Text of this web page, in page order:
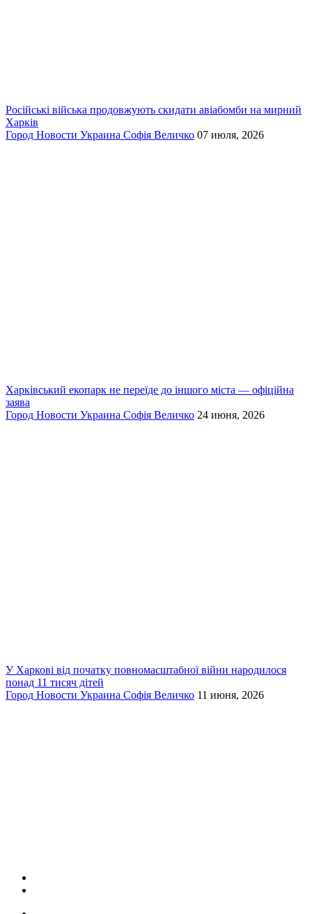
Російські війська продовжують скидати авіабомби на мирний
Харків
Город Новости Украина Софія Величко 07 июля, 2026
Харківський екопарк не переїде до іншого міста — офіційна
заява
Город Новости Украина Софія Величко 24 июня, 2026
У Харкові від початку повномасштабної війни народилося
понад 11 тисяч дітей
Город Новости Украина Софія Величко 11 июня, 2026